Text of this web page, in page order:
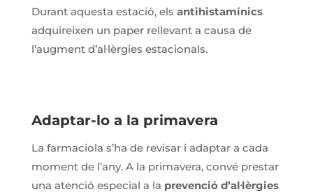
Durant aquesta estació, els antihistamínics
adquireixen un paper rellevant a causa de
l’augment d’al·lèrgies estacionals.
Adaptar-lo a la primavera
La farmaciola s’ha de revisar i adaptar a cada
moment de l’any. A la primavera, convé prestar
una atenció especial a la prevenció d’al·lèrgies